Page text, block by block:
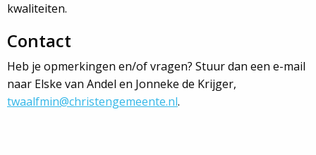
kwaliteiten.
Contact
Heb je opmerkingen en/of vragen? Stuur dan een e-mail
naar Elske van Andel en Jonneke de Krijger,
twaalfmin@christengemeente.nl.